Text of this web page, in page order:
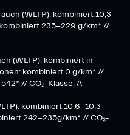
(WLTP): kombiniert 10,3-
235-229 g/km* //
(WLTP): kombiniert in
kombiniert 0 g/km* //
// CO₂-Klasse: A
kombiniert 10,6-10,3
242-235g/km* // CO₂-